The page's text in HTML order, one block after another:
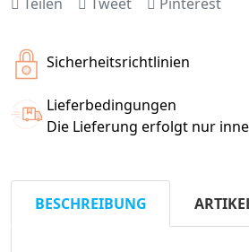
Sicherheitsrichtlinien
Lieferbedingungen
Die Lieferung erfolgt nur
BESCHREIBUNG